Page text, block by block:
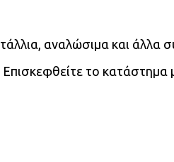
αναλώσιμα και άλλα
το